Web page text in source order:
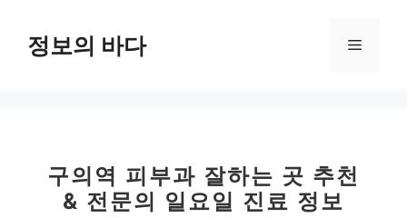
정보의 바다 메
구의역 피부과 잘하는 곳 추천
& 전문의 일요일 진료 정보